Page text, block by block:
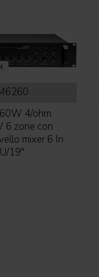
4/ohm
6 zone con
mixer 6 In
19''